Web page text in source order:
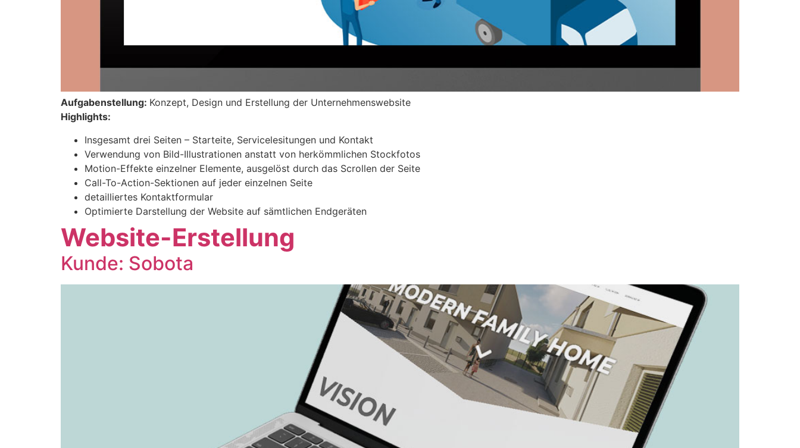
Aufgabenstellung: Konzept, Design und Erstellung der Unternehmenswebsite
Highlights:
Insgesamt drei Seiten – Starteite, Servicelesitungen und Kontakt
Verwendung von Bild-Illustrationen anstatt von herkömmlichen Stockfotos
Motion-Effekte einzelner Elemente, ausgelöst durch das Scrollen der Seite
Call-To-Action-Sektionen auf jeder einzelnen Seite
detailliertes Kontaktformular
Optimierte Darstellung der Website auf sämtlichen Endgeräten
Website-Erstellung
Kunde: Sobota